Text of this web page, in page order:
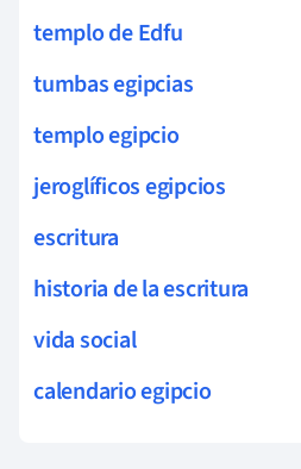
templo de Edfu
tumbas egipcias
templo egipcio
jeroglíficos egipcios
escritura
historia de la escritura
vida social
calendario egipcio